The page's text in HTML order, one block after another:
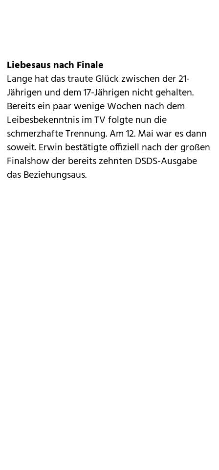
Liebesaus nach Finale
Lange hat das traute Glück zwischen der 21-
Jährigen und dem 17-Jährigen nicht gehalten.
Bereits ein paar wenige Wochen nach dem
Leibesbekenntnis im TV folgte nun die
schmerzhafte Trennung. Am 12. Mai war es dann
soweit. Erwin bestätigte offiziell nach der großen
Finalshow der bereits zehnten DSDS-Ausgabe
das Beziehungsaus.